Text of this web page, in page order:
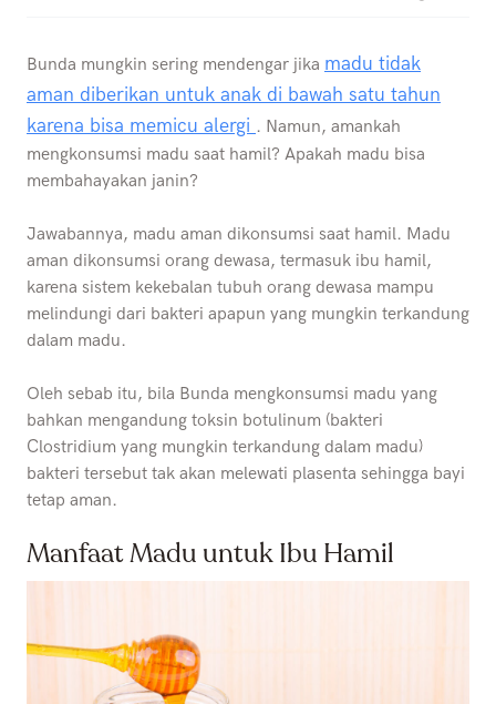
Bunda mungkin sering mendengar jika madu tidak
aman diberikan untuk anak di bawah satu tahun
karena bisa memicu alergi . Namun, amankah
mengkonsumsi madu saat hamil? Apakah madu bisa
membahayakan janin?
Jawabannya, madu aman dikonsumsi saat hamil. Madu
aman dikonsumsi orang dewasa, termasuk ibu hamil,
karena sistem kekebalan tubuh orang dewasa mampu
melindungi dari bakteri apapun yang mungkin terkandung
dalam madu.
Oleh sebab itu, bila Bunda mengkonsumsi madu yang
bahkan mengandung toksin botulinum (bakteri
Clostridium yang mungkin terkandung dalam madu)
bakteri tersebut tak akan melewati plasenta sehingga bayi
tetap aman.
Manfaat Madu untuk Ibu Hamil